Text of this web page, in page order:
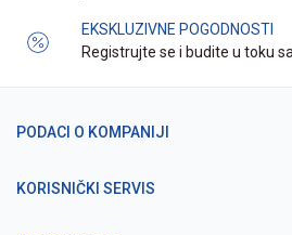
EKSKLUZIVNE POGODNOSTI
Registrujte se i budite u toku
PODACI O KOMPANIJI
KORISNIČKI SERVIS